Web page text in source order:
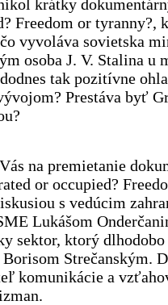
krátky
Freedom or tyranny?,
vyvoláva sovietska
osoba J. V. Stalina u
tak pozitívne
Prestáva byť
na premietanie
or occupied?
s vedúcim
Lukášom
sektor, ktorý
Strečanským.
komunikácie a